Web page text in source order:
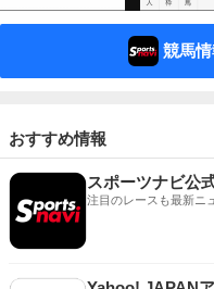
競馬
おすすめ情報
スポーツナビ公
注目のレースも最新ニ